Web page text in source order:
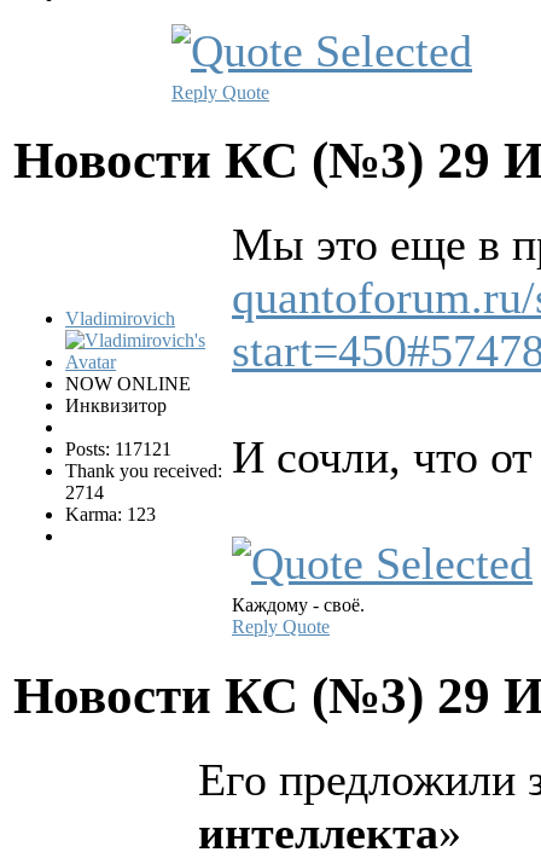
Reply Quote
Новости КС (№3) 29
Vladimirovich
NOW ONLINE
Инквизитор
Posts: 117121
Thank you received:
2714
Karma: 123
Мы это еще в
И сочли, что
Каждому - своё.
Reply Quote
Новости КС (№3) 29
Его предложили
интеллекта»